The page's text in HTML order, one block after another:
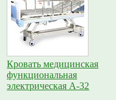
Кровать медицинская
функциональная
электрическая A-32